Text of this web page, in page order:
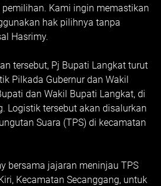
Kami ingin memastikan
hak pilihnya tanpa
Hasrimy.
tersebut, Pj Bupati Langkat turut
Pilkada Gubernur dan Wakil
dan Wakil Bupati Langkat, di
Logistik tersebut akan disalurkan
Suara (TPS) di kecamatan
bersama jajaran meninjau TPS
Kecamatan Secanggang, untuk